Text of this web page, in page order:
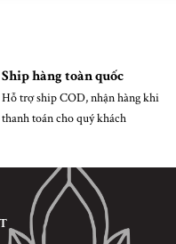
Ship hàng toàn quốc
Hỗ trợ ship COD, nhận hàng khi
thanh toán cho quý khách